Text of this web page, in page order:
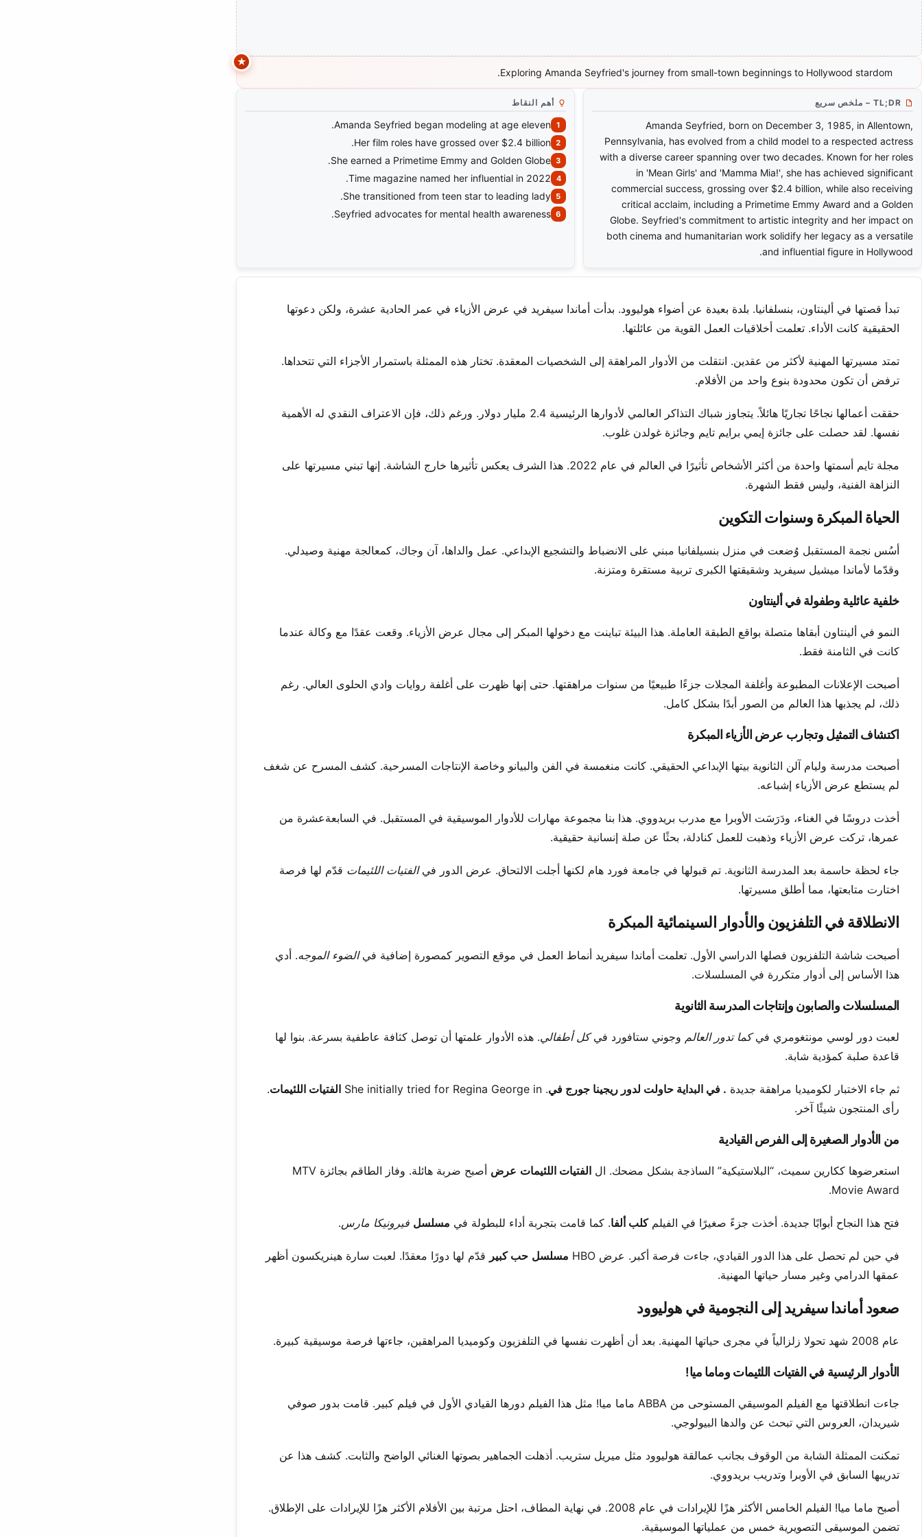
Exploring Amanda Seyfried's journey from small-town beginnings to Hollywood stardom.
TL;DR – ملخص سريع
Amanda Seyfried, born on December 3, 1985, in Allentown,
Pennsylvania, has evolved from a child model to a respected actress
with a diverse career spanning over two decades. Known for her roles
in 'Mean Girls' and 'Mamma Mia!', she has achieved significant
commercial success, grossing over $2.4 billion, while also receiving
critical acclaim, including a Primetime Emmy Award and a Golden
Globe. Seyfried's commitment to artistic integrity and her impact on
both cinema and humanitarian work solidify her legacy as a versatile
and influential figure in Hollywood.
أهم النقاط
Amanda Seyfried began modeling at age eleven.
Her film roles have grossed over $2.4 billion.
She earned a Primetime Emmy and Golden Globe.
Time magazine named her influential in 2022.
She transitioned from teen star to leading lady.
Seyfried advocates for mental health awareness.
تبدأ قصتها في ألينتاون، بنسلفانيا. بلدة بعيدة عن أضواء هوليوود. بدأت أماندا سيفريد في عرض الأزياء في عمر الحادية عشرة، ولكن دعوتها
الحقيقية كانت الأداء. تعلمت أخلاقيات العمل القوية من عائلتها.
تمتد مسيرتها المهنية لأكثر من عقدين. انتقلت من الأدوار المراهقة إلى الشخصيات المعقدة. تختار هذه الممثلة باستمرار الأجزاء التي تتحداها.
ترفض أن تكون محدودة بنوع واحد من الأفلام.
حققت أعمالها نجاحًا تجاريًا هائلاً. يتجاوز شباك التذاكر العالمي لأدوارها الرئيسية 2.4 مليار دولار. ورغم ذلك، فإن الاعتراف النقدي له الأهمية
نفسها. لقد حصلت على جائزة إيمي برايم تايم وجائزة غولدن غلوب.
مجلة تايم أسمتها واحدة من أكثر الأشخاص تأثيرًا في العالم في عام 2022. هذا الشرف يعكس تأثيرها خارج الشاشة. إنها تبني مسيرتها على
النزاهة الفنية، وليس فقط الشهرة.
الحياة المبكرة وسنوات التكوين
أسُس نجمة المستقبل وُضعت في منزل بنسيلفانيا مبني على الانضباط والتشجيع الإبداعي. عمل والداها، آن وجاك، كمعالجة مهنية وصيدلي.
وقدّما لأماندا ميشيل سيفريد وشقيقتها الكبرى تربية مستقرة ومتزنة.
خلفية عائلية وطفولة في ألينتاون
النمو في ألينتاون أبقاها متصلة بواقع الطبقة العاملة. هذا البيئة تباينت مع دخولها المبكر إلى مجال عرض الأزياء. وقعت عقدًا مع وكالة عندما
كانت في الثامنة فقط.
أصبحت الإعلانات المطبوعة وأغلفة المجلات جزءًا طبيعيًا من سنوات مراهقتها. حتى إنها ظهرت على أغلفة روايات وادي الحلوى العالي. رغم
ذلك، لم يجذبها هذا العالم من الصور أبدًا بشكل كامل.
اكتشاف التمثيل وتجارب عرض الأزياء المبكرة
أصبحت مدرسة وليام آلن الثانوية بيتها الإبداعي الحقيقي. كانت منغمسة في الفن والبيانو وخاصة الإنتاجات المسرحية. كشف المسرح عن شغف
لم يستطع عرض الأزياء إشباعه.
أخذت دروسًا في الغناء، ودَرَسَت الأوبرا مع مدرب بريدووي. هذا بنا مجموعة مهارات للأدوار الموسيقية في المستقبل. في السابعةعشرة من
عمرها، تركت عرض الأزياء وذهبت للعمل كنادلة، بحثًا عن صلة إنسانية حقيقية.
جاء لحظة حاسمة بعد المدرسة الثانوية. تم قبولها في جامعة فورد هام لكنها أجلت الالتحاق. عرض الدور فيالفتيات اللئيمات قدّم لها فرصة
اختارت متابعتها، مما أطلق مسيرتها.
الانطلاقة في التلفزيون والأدوار السينمائية المبكرة
أصبحت شاشة التلفزيون فصلها الدراسي الأول. تعلمت أماندا سيفريد أنماط العمل في موقع التصوير كمصورة إضافية فيالضوء الموجه. أدي
هذا الأساس إلى أدوار متكررة في المسلسلات.
المسلسلات والصابون وإنتاجات المدرسة الثانوية
لعبت دور لوسي مونتغومري فيكما تدور العالم وجوني ستافورد فيكل أطفالي. هذه الأدوار علمتها أن توصل كثافة عاطفية بسرعة. بنوا لها
قاعدة صلبة كمؤدية شابة.
ثم جاء الاختبار لكوميديا مراهقة جديدة . في البداية حاولت لدور ريجينا جورج في. She initially tried for Regina George in الفتيات اللئيمات.
رأى المنتجون شيئًا آخر.
من الأدوار الصغيرة إلى الفرص القيادية
استعرضوها ككارين سميث، “البلاستيكية” الساذجة بشكل مضحك. ال الفتيات اللئيمات عرض
أصبح ضربة هائلة. وفاز الطاقم بجائزة MTV
Movie Award.
فتح هذا النجاح أبوابًا جديدة. أخذت جزءً صغيرًا في الفيلمكلب ألفا. كما قامت بتجربة أداء للبطولة في مسلسل فيرونيكا مارس.
في حين لم تحصل على هذا الدور القيادي، جاءت فرصة أكبر. عرض HBO مسلسل حب كبير قدّم لها دورًا معقدًا. لعبت سارة هينريكسون أظهر
عمقها الدرامي وغير مسار حياتها المهنية.
صعود أماندا سيفريد إلى النجومية في هوليوود
عام 2008 شهد تحولا زلزالياً في مجرى حياتها المهنية. بعد أن أظهرت نفسها في التلفزيون وكوميديا المراهقين، جاءتها فرصة موسيقية كبيرة.
الأدوار الرئيسية في الفتيات اللئيمات وماما ميا!
جاءت انطلاقتها مع الفيلم الموسيقي المستوحى من ABBA ماما ميا! مثل هذا الفيلم دورها القيادي الأول في فيلم كبير. قامت بدور صوفي
شيريدان، العروس التي تبحث عن والدها البيولوجي.
تمكنت الممثلة الشابة من الوقوف بجانب عمالقة هوليوود مثل ميريل ستريب. أذهلت الجماهير بصوتها الغنائي الواضح والثابت. كشف هذا عن
تدريبها السابق في الأوبرا وتدريب بريدووي.
أصبح ماما ميا! الفيلم الخامس الأكثر هزًا للإيرادات في عام 2008. في نهاية المطاف، احتل مرتبة بين الأفلام الأكثر هزًا للإيرادات على الإطلاق.
تضمن الموسيقى التصويرية خمس من عملياتها الموسيقية.